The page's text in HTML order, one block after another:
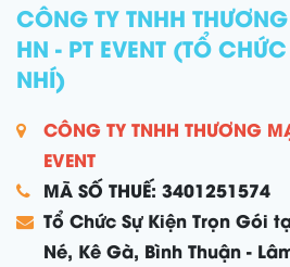
CÔNG TY TNHH
HN - PT EVENT (TỔ
NHÍ)
CÔNG TY TNHH THƯƠNG
EVENT
MÃ SỐ THUẾ: 3401251574
Tổ Chức Sự Kiện Trọn Gói
Né, Kê Gà, Bình Thuận -